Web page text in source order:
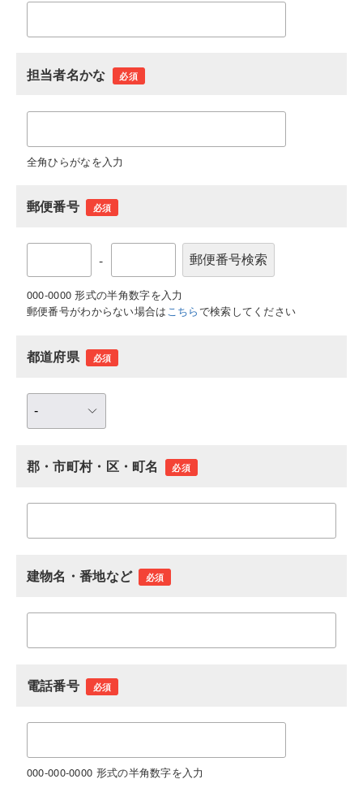
担当者名かな 必須
全角ひらがなを入力
郵便番号 必須
-
000-0000 形式の半角数字を入力
郵便番号がわからない場合はこちらで検索してください
都道府県 必須
郡・市町村・区・町名 必須
建物名・番地など 必須
電話番号 必須
000-000-0000 形式の半角数字を入力